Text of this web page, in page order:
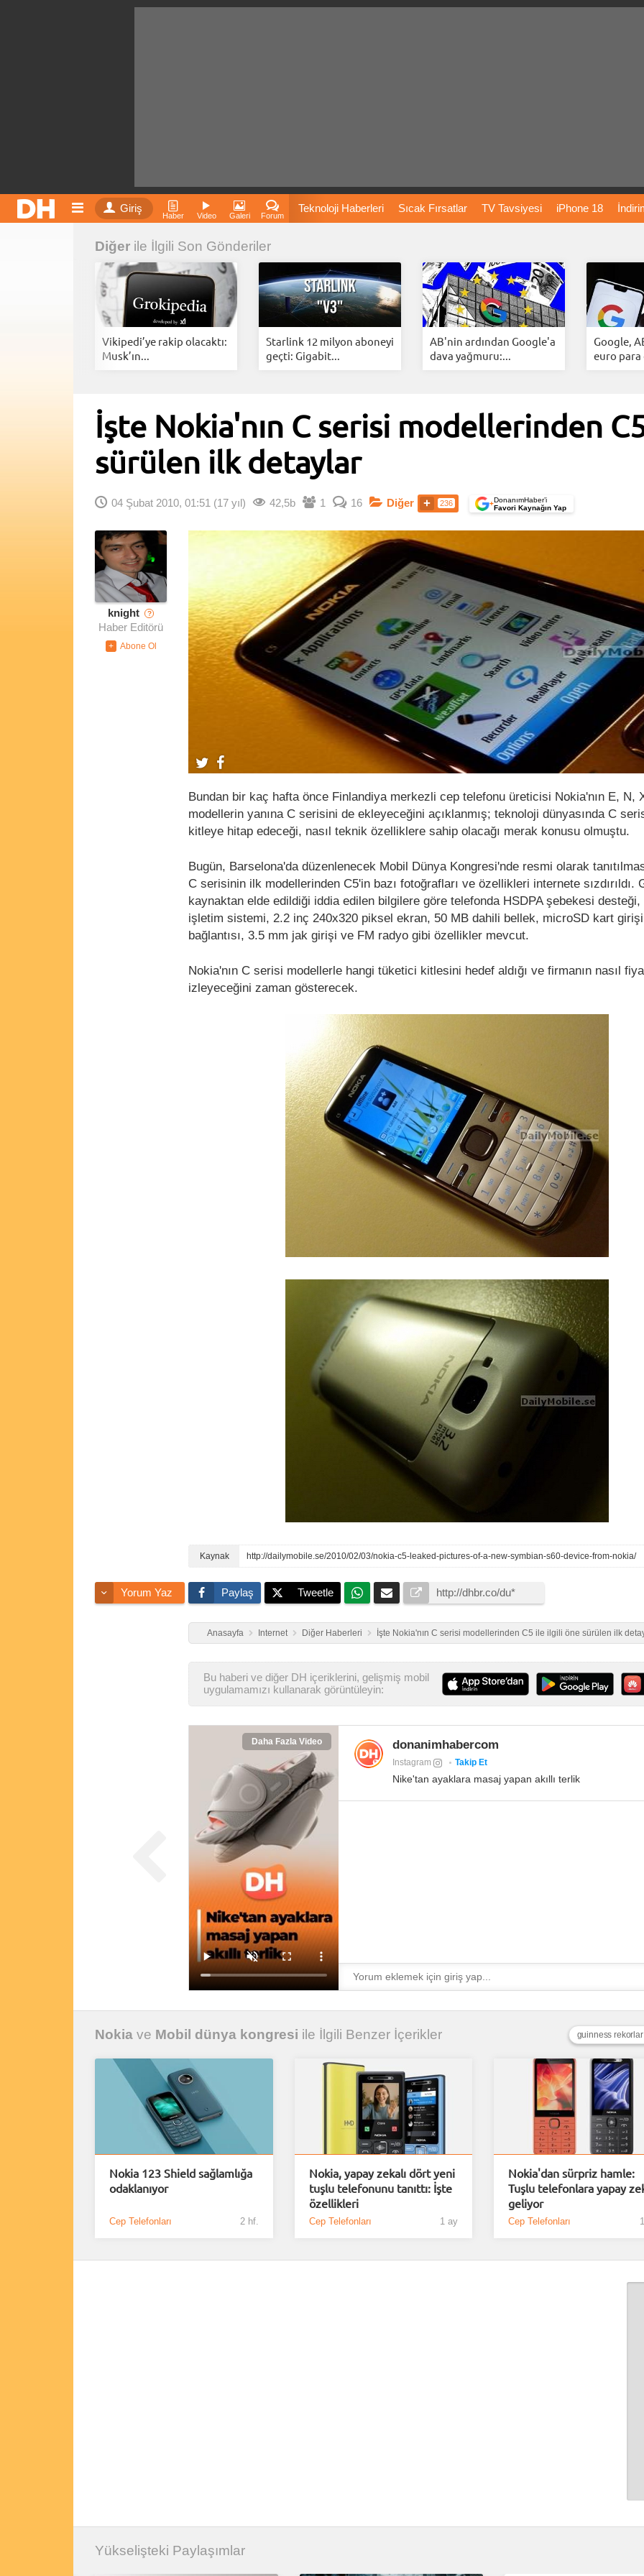
Giriş
Haber Video Galeri Forum
Teknoloji Haberleri Sıcak Fırsatlar TV Tavsiyesi iPhone 18
Fiyatları Vizyondaki Filmler Bitcoin Dizi Önerileri Telefon Önerileri
İnstagram Dondurma İnstagram Çöktü Mü
Diğer ile İlgili Son Gönderiler
Vikipedi’ye rakip olacaktı:
Musk’ın...
Starlink 12 milyon aboneyi
geçti: Gigabit...
AB'nin ardından Google'a
dava yağmuru:...
Google,
euro para
İşte Nokia'nın C serisi modellerinden
sürülen ilk detaylar
04 Şubat 2010, 01:51 (17 yıl) 42,5b 1 16 Diğer 236 +DonanımHaber’i
Favori Kaynağın Yap
knight ?
Haber Editörü
Bundan bir kaç hafta önce Finlandiya merkezli cep telefonu üreticisi Nokia'nın E, N,
modellerin yanına C serisini de ekleyeceğini açıklanmış; teknoloji dünyasında C
kitleye hitap edeceği, nasıl teknik özelliklere sahip olacağı merak konusu olmuştu.
Bugün, Barselona'da düzenlenecek Mobil Dünya Kongresi'nde resmi olarak
C serisinin ilk modellerinden C5'in bazı fotoğrafları ve özellikleri internete sızdırıldı.
kaynaktan elde edildiği iddia edilen bilgilere göre telefonda HSDPA şebekesi
işletim sistemi, 2.2 inç 240x320 piksel ekran, 50 MB dahili bellek, microSD kart
bağlantısı, 3.5 mm jak girişi ve FM radyo gibi özellikler mevcut.
Nokia'nın C serisi modellerle hangi tüketici kitlesini hedef aldığı ve firmanın nasıl
izleyeceğini zaman gösterecek.
http://dailymobile.se/2010/02/03/nokia-c5-leaked-pictures-of-a-new-symbian-s60-device-from-nokia/
Yorum Yaz Paylaş Tweetle
Anasayfa Internet Diğer Haberleri İşte Nokia'nın C serisi modellerinden C5 ile ilgili öne sürülen ilk
Bu haberi ve diğer DH içeriklerini, gelişmiş mobil
uygulamamızı kullanarak görüntüleyin:
Daha Fazla Video donanimhabercom
Instagram Takip Et
Nike'tan ayaklara masaj yapan akıllı terlik
Nokia ve Mobil dünya kongresi ile İlgili Benzer İçerikler guinness rekorlar
Nokia 123 Shield sağlamlığa
odaklanıyor
Cep Telefonları 2 hf.
Nokia, yapay zekalı dört yeni
tuşlu telefonunu tanıttı: İşte
özellikleri
Cep Telefonları 1 ay
Nokia'dan sürpriz hamle:
Tuşlu telefonlara yapay
geliyor
Cep Telefonları
Yükselişteki Paylaşımlar